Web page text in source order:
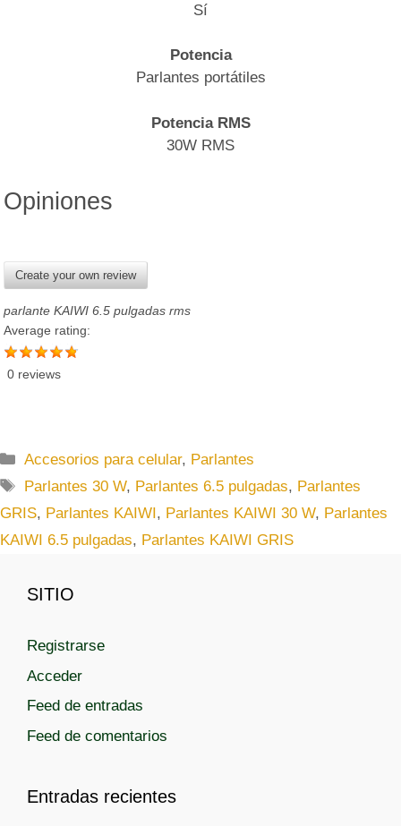
Sí
Potencia
Parlantes portátiles
Potencia RMS
30W RMS
Opiniones
Create your own review
parlante KAIWI 6.5 pulgadas rms
Average rating:
0 reviews
C
a
g
r
a
Accesorios para celular, Parlantes
E
t
e
a
Parlantes 30 W, Parlantes 6.5 pulgadas, Parlantes
GRIS, Parlantes KAIWI , Parlantes KAIWI 30 W, Parlantes
KAIWI 6.5 pulgadas, Parlantes KAIWI GRIS
SITIO
Registrarse
Acceder
Feed de entradas
Feed de comentarios
Entradas recientes